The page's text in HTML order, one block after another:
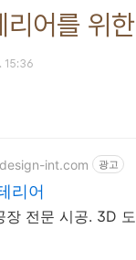
리어를 위
15:36
int.com 광고
리어
장 전문 시공. 3D